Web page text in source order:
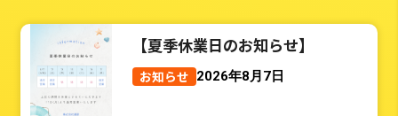
【夏季休業日のお知らせ】
お知らせ 2026年8月7日